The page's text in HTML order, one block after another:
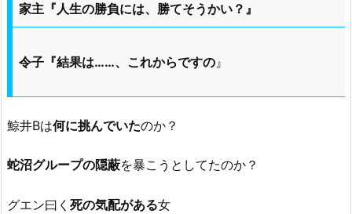
家主『人生の勝負には、勝てそうかい？』
令子『結果は……、これからですの』
鯨井Bは何に挑んでいたのか？
蛇沼グループの隠蔽を暴こうとしてたのか？
グエン曰く 死の気配がある女